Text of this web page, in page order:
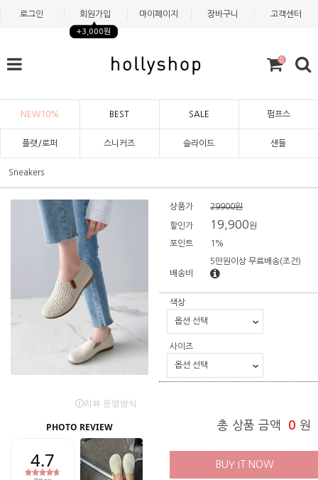
로그인 회원가입
+3,000원
마이페이지 장바구니 고객센터
0
NEW10% BEST SALE 펌프스
플랫/로퍼 스니커즈 슬라이드 샌들
Sneakers
상품가 29900원
할인가 19,900원
포인트 1%
배송비
5만원이상 무료배송(조건)
색상
사이즈
총 상품 금액 0 원
BUY IT NOW